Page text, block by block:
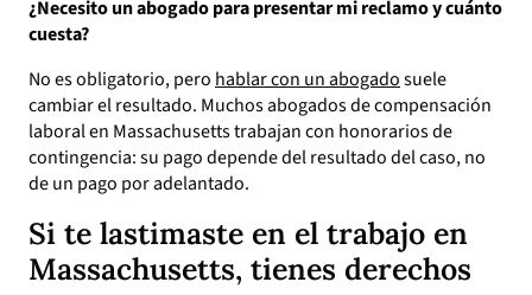
¿Necesito un abogado para presentar mi reclamo y cuánto
cuesta?
No es obligatorio, pero hablar con un abogadosuele
cambiar el resultado. Muchos abogados de compensación
laboral en Massachusetts trabajan con honorarios de
contingencia: su pago depende del resultado del caso, no
de un pago por adelantado.
Si te lastimaste en el trabajo en
Massachusetts, tienes derechos